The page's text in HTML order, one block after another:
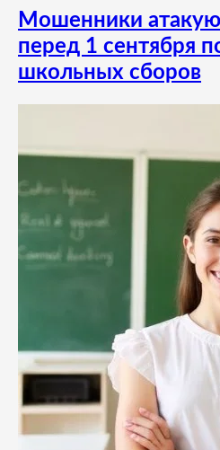
Мошенники
перед 1 сентября
школьных сборов